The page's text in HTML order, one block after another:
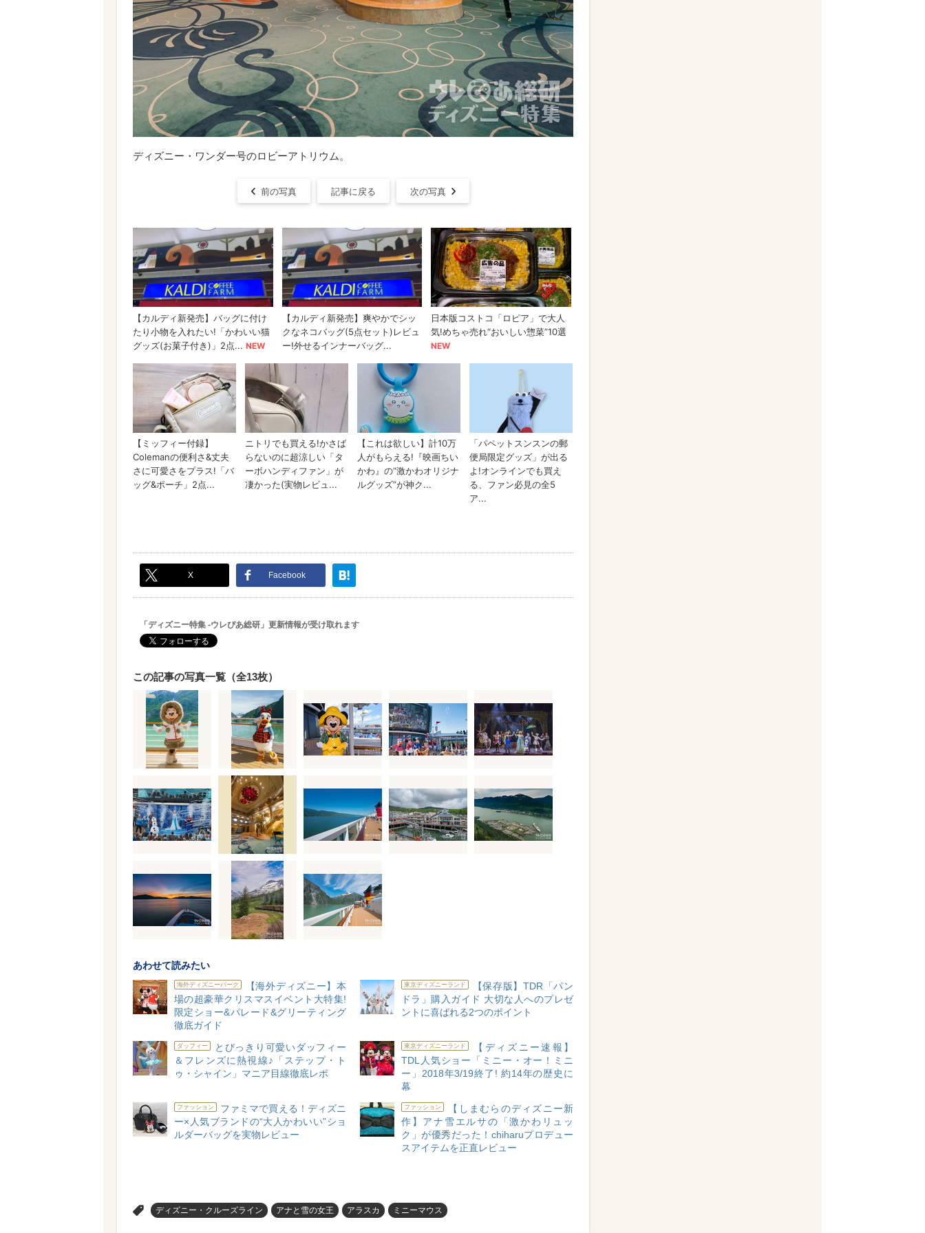
ディズニー・ワンダー号のロビーアトリウム。
前の写真 記事に戻る 次の写真
X Facebook
「ディズニー特集 -ウレぴあ総研」更新情報が受け取れます
この記事の写真一覧（全13枚）
あわせて読みたい
海外ディズニーパーク
【海外ディズニー】本
場の超豪華クリスマスイベント大特集!
限定ショー&パレード&グリーティング
徹底ガイド
東京ディズニーランド
【保存版】TDR「パン
ドラ」購入ガイド 大切な人へのプレゼ
ントに喜ばれる2つのポイント
ダッフィー
とびっきり可愛いダッフィー
＆フレンズに熱視線♪「ステップ・ト
ゥ・シャイン」マニア目線徹底レポ
東京ディズニーランド
【ディズニー速報】
TDL人気ショー「ミニー・オー！ミニ
ー」2018年3/19終了! 約14年の歴史に
幕
ファッション
ファミマで買える！ディズニ
ー×人気ブランドの“大人かわいい”ショ
ルダーバッグを実物レビュー
ファッション
【しまむらのディズニー新
作】アナ雪エルサの「激かわリュッ
ク」が優秀だった！chiharuプロデュー
スアイテムを正直レビュー
ディズニー・クルーズライン アナと雪の女王 アラスカ ミニーマウス